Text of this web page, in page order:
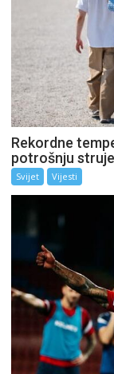
Rekordne
potrošnju struje
Svijet Vijesti